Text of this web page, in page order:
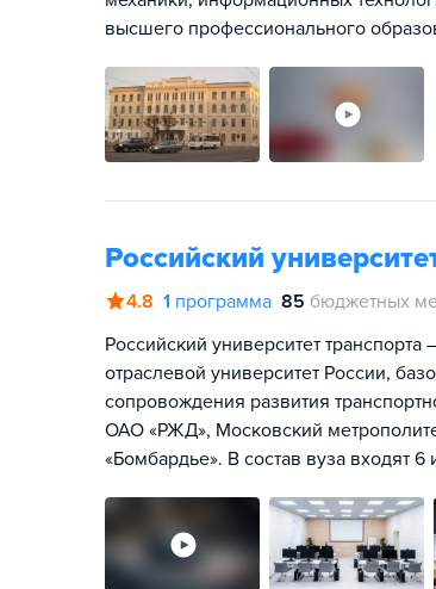
высшего профессионального
Российский
4.8 1 программа 85 бюджетных
Российский университет
отраслевой университет России,
сопровождения развития
ОАО «РЖД», Московский
«Бомбардье». В состав вуза входят